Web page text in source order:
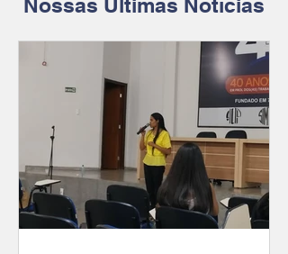
Nossas Últimas Notícias